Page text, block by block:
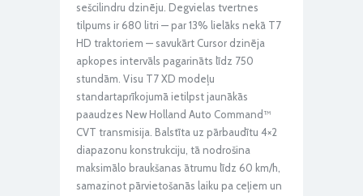
sešcilindru dzinēju. Degvielas tvertnes
tilpums ir 680 litri — par 13% lielāks nekā T7
HD traktoriem — savukārt Cursor dzinēja
apkopes intervāls pagarināts līdz 750
stundām. Visu T7 XD modeļu
standartaprīkojumā ietilpst jaunākās
paaudzes New Holland Auto Command™
CVT transmisija. Balstīta uz pārbaudītu 4×2
diapazonu konstrukciju, tā nodrošina
maksimālo braukšanas ātrumu līdz 60 km/h,
samazinot pārvietošanās laiku pa ceļiem un